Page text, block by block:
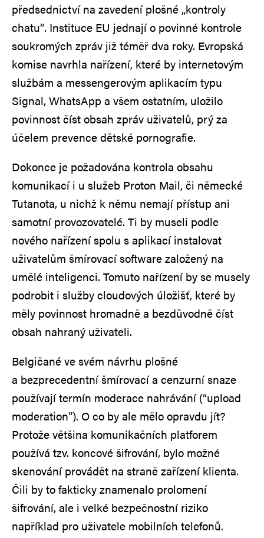
předsednictví na zavedení plošné „kontroly
chatu“. Instituce EU jednají o povinné kontrole
soukromých zpráv již téměř dva roky. Evropská
komise navrhla nařízení, které by internetovým
službám a messengerovým aplikacím typu
Signal, WhatsApp a všem ostatním, uložilo
povinnost číst obsah zpráv uživatelů, prý za
účelem prevence dětské pornografie.
Dokonce je požadována kontrola obsahu
komunikací i u služeb Proton Mail, či německé
Tutanota, u nichž k němu nemají přístup ani
samotní provozovatelé. Ti by museli podle
nového nařízení spolu s aplikací instalovat
uživatelům šmírovací software založený na
umělé inteligenci. Tomuto nařízení by se musely
podrobit i služby cloudových úložišť, které by
měly povinnost hromadně a bezdůvodně číst
obsah nahraný uživateli.
Belgičané ve svém návrhu plošné
a bezprecedentní šmírovací a cenzurní snaze
používají termín moderace nahrávání (“upload
moderation”). O co by ale mělo opravdu jít?
Protože většina komunikačních platforem
používá tzv. koncové šifrování, bylo možné
skenování provádět na straně zařízení klienta.
Čili by to fakticky znamenalo prolomení
šifrování, ale i velké bezpečnostní riziko
například pro uživatele mobilních telefonů.